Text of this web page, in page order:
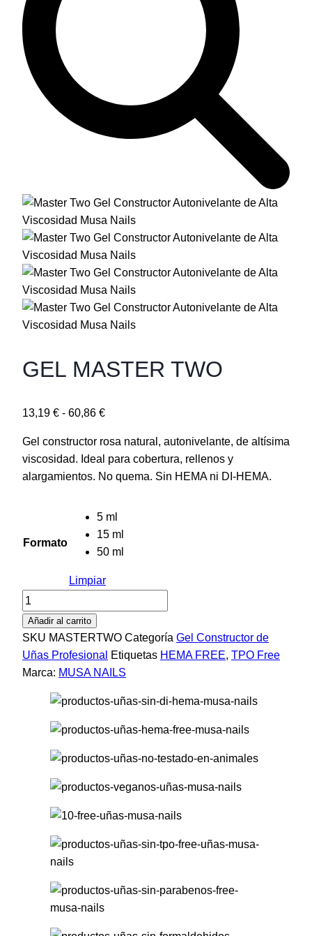
GEL MASTER TWO
13,19 € - 60,86 €Rango
precios:
desde
13,19 €
60,86 €
Gel constructor rosa natural, autonivelante, de altísima
viscosidad. Ideal para cobertura, rellenos y
alargamientos. No quema. Sin HEMA ni DI-HEMA.
Formato
5 ml
15 ml
50 ml
Limpiar
Gel
Master
Two
cantidad
Añadir al carrito
SKU MASTERTWO Categoría Gel Constructor de
Uñas Profesional
Etiquetas HEMA FREE, TPO Free
Marca: MUSA NAILS